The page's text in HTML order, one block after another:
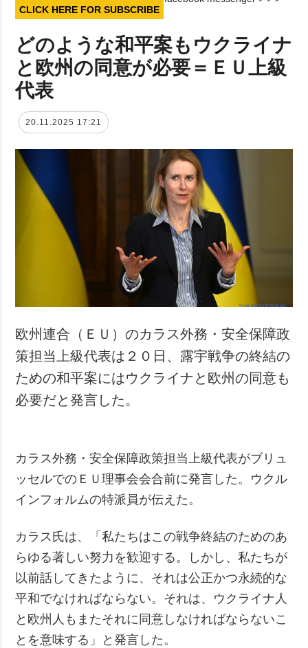
CLICK HERE FOR SUBSCRIBE
どのような和平案もウクライナ
と欧州の同意が必要＝ＥＵ上級
代表
20.11.2025 17:21
欧州連合（ＥＵ）のカラス外務・安全保障政
策担当上級代表は２０日、露宇戦争の終結の
ための和平案にはウクライナと欧州の同意も
必要だと発言した。
カラス外務・安全保障政策担当上級代表がブリュ
ッセルでのＥＵ理事会会合前に発言した。ウクル
インフォルムの特派員が伝えた。
カラス氏は、「私たちはこの戦争終結のためのあ
らゆる著しい努力を歓迎する。しかし、私たちが
以前話してきたように、それは公正かつ永続的な
平和でなければならない。それは、ウクライナ人
と欧州人もまたそれに同意しなければならないこ
とを意味する」と発言した。